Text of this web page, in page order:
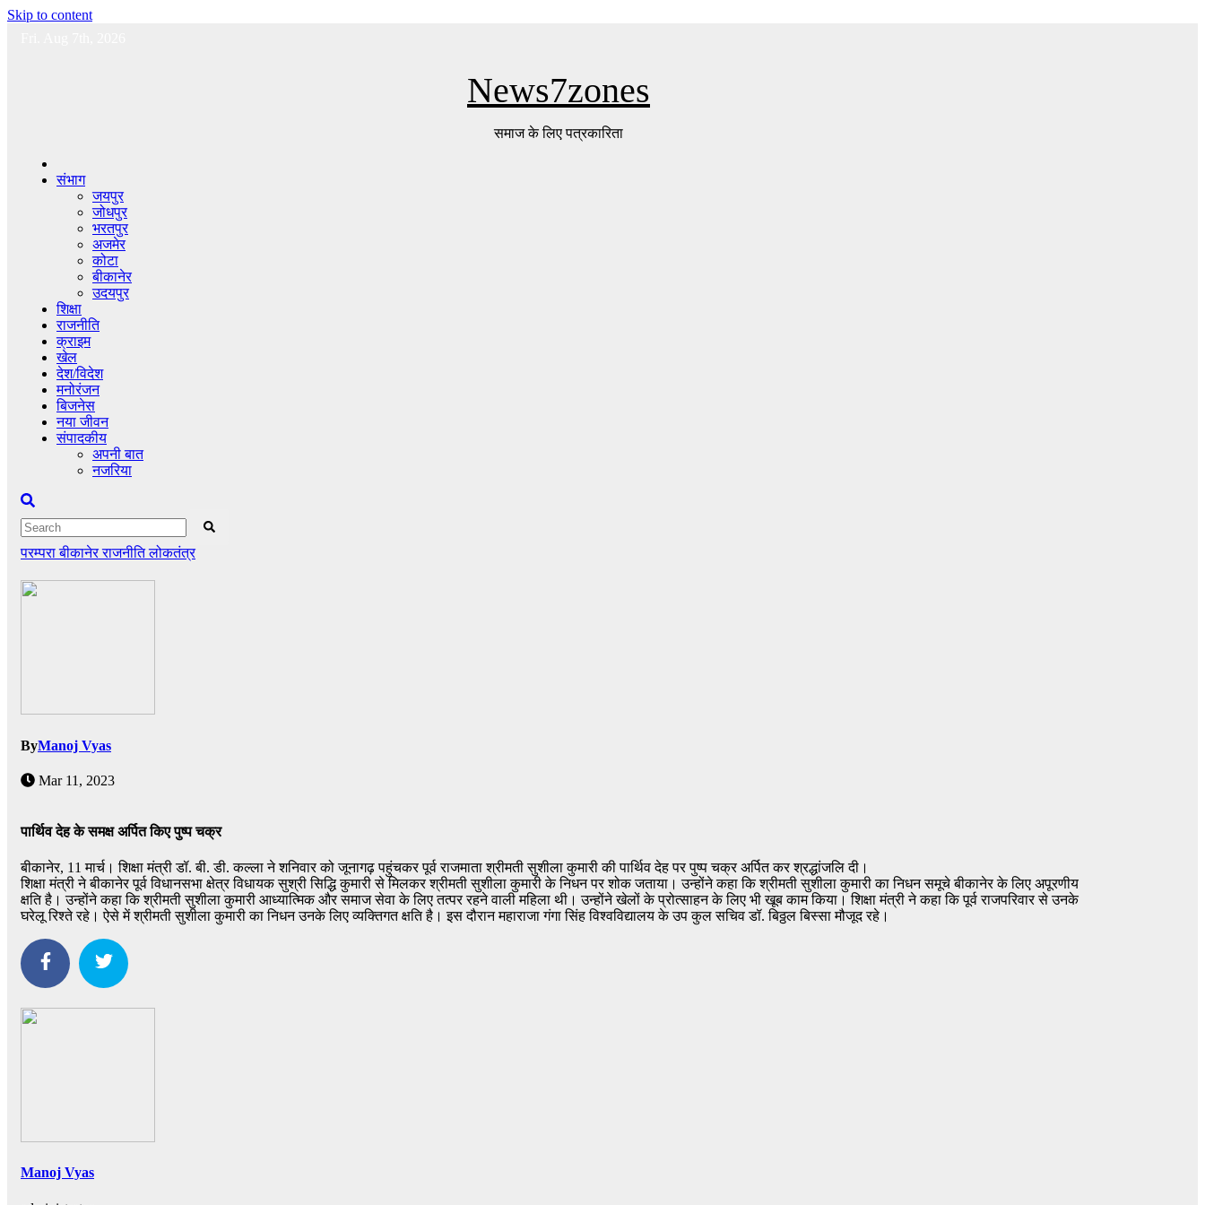
Skip to content
News7zones
समाज के लिए पत्रकारिता
संभाग
जयपुर
जोधपुर
भरतपुर
अजमेर
कोटा
बीकानेर
उदयपुर
शिक्षा
राजनीति
क्राइम
खेल
देश/विदेश
मनोरंजन
बिजनेस
नया जीवन
संपादकीय
अपनी बात
नजरिया
परम्पराबीकानेरराजनीतिलोकतंत्र
ByManoj Vyas
Mar 11, 2023
पार्थिव देह के समक्ष अर्पित किए पुष्प चक्र
बीकानेर, 11 मार्च। शिक्षा मंत्री डॉ. बी. डी. कल्ला ने शनिवार को जूनागढ़ पहुंचकर पूर्व राजमाता श्रीमती सुशीला कुमारी की पार्थिव देह पर पुष्प चक्र अर्पित कर श्रद्धांजलि दी।
शिक्षा मंत्री ने बीकानेर पूर्व विधानसभा क्षेत्र विधायक सुश्री सिद्धि कुमारी से मिलकर श्रीमती सुशीला कुमारी के निधन पर शोक जताया। उन्होंने कहा कि श्रीमती सुशीला कुमारी का निधन समूचे बीकानेर के लिए अपूरणीय
क्षति है। उन्होंने कहा कि श्रीमती सुशीला कुमारी आध्यात्मिक और समाज सेवा के लिए तत्पर रहने वाली महिला थी। उन्होंने खेलों के प्रोत्साहन के लिए भी खूब काम किया। शिक्षा मंत्री ने कहा कि पूर्व राजपरिवार से उनके
घरेलू रिश्ते रहे। ऐसे में श्रीमती सुशीला कुमारी का निधन उनके लिए व्यक्तिगत क्षति है। इस दौरान महाराजा गंगा सिंह विश्वविद्यालय के उप कुल सचिव डॉ. बिठ्ठल बिस्सा मौजूद रहे।
Manoj Vyas